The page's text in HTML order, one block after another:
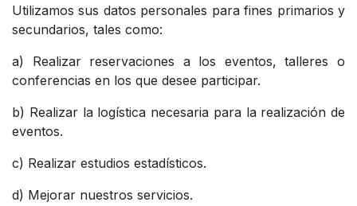
Utilizamos sus datos personales para fines primarios y
secundarios, tales como:
a) Realizar reservaciones a los eventos, talleres o
conferencias en los que desee participar.
b) Realizar la logística necesaria para la realización de
eventos.
c) Realizar estudios estadísticos.
d) Mejorar nuestros servicios.